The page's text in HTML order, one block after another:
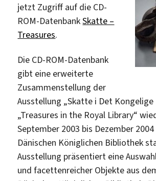
jetzt Zugriff auf die CD-
ROM-DatenbankSkatte –
Treasures.
Die CD-ROM-Datenbank
gibt eine erweiterte
Zusammenstellung der
Ausstellung „Skatte i Det
„Treasures in the Royal Library“
September 2003 bis Dezember
Dänischen Königlichen Bibliothek
Ausstellung präsentiert eine
und facettenreicher Objekte aus